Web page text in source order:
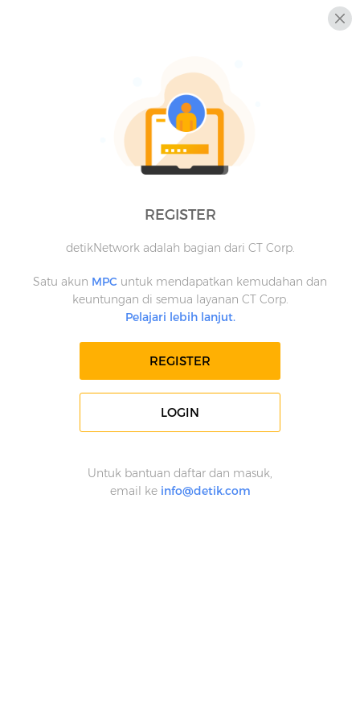
REGISTER
detikNetwork adalah bagian dari CT Corp.
Satu akun MPC untuk mendapatkan kemudahan dan
keuntungan di semua layanan CT Corp.
Pelajari lebih lanjut.
REGISTER
LOGIN
Untuk bantuan daftar dan masuk,
email ke info@detik.com